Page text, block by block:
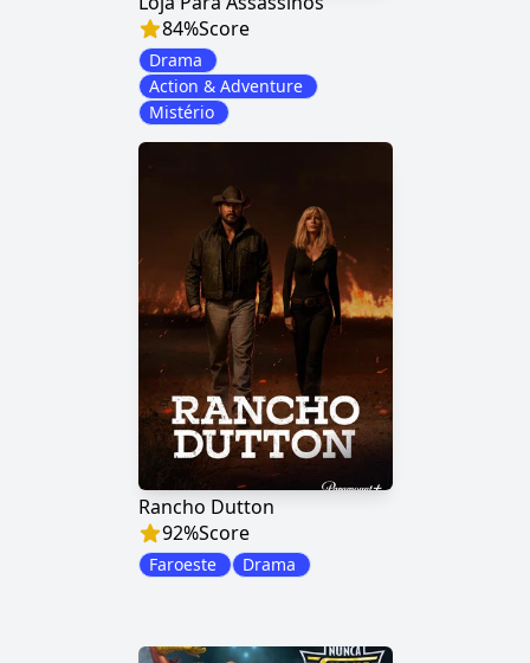
84%Score
Drama
Action & Adventure
Mistério
Rancho Dutton
92%Score
Faroeste Drama